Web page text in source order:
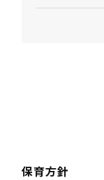
保育方針